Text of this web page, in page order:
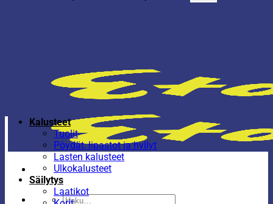
Etsi:
Kalusteet
Tuolit
Pöydät, lipastot ja hyllyt
Lasten kalusteet
Ulkokalusteet
Säilytys
Laatikot